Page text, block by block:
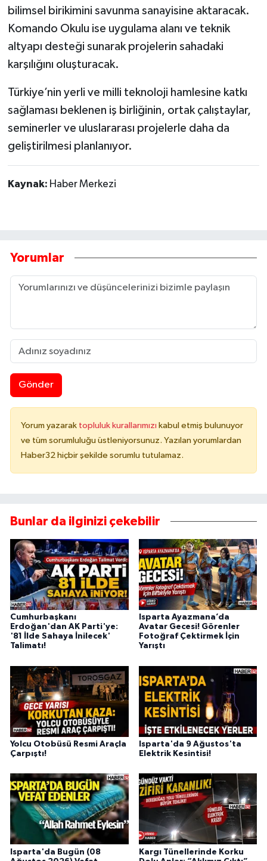
bilimsel birikimini savunma sanayisine aktaracak.
Komando Okulu ise uygulama alanı ve teknik
altyapı desteği sunarak projelerin sahadaki
karşılığını oluşturacak.
Türkiye’nin yerli ve milli teknoloji hamlesine katkı
sağlaması beklenen iş birliğinin, ortak çalıştaylar,
seminerler ve uluslararası projelerle daha da
geliştirilmesi planlanıyor.
Kaynak: Haber Merkezi
Yorumlar
Gönder
Yorum yazarak topluluk kurallarımızı kabul etmiş bulunuyor
ve tüm sorumluluğu üstleniyorsunuz. Yazılan yorumlardan
Haber32 hiçbir şekilde sorumlu tutulamaz.
Bunlar da ilginizi çekebilir
Cumhurbaşkanı
Erdoğan'dan AK Parti'ye:
'81 İlde Sahaya İnilecek'
Talimatı!
Isparta Ayazmana’da
Avatar Gecesi! Görenler
Fotoğraf Çektirmek İçin
Yarıştı
Yolcu Otobüsü Resmi Araçla
Çarpıştı!
Isparta'da 9 Ağustos'ta
Elektrik Kesintisi!
Isparta'da Bugün (08
Kargı Tünellerinde Korku